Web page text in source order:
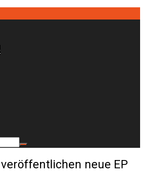
veröffentlichen neue EP